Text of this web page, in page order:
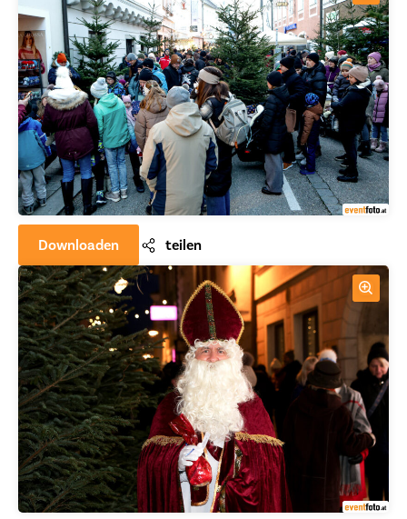
Downloaden teilen